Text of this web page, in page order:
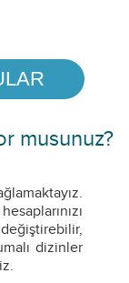
musunuz?
dizinler